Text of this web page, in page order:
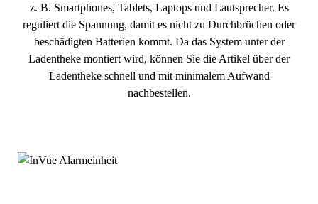
z. B. Smartphones, Tablets, Laptops und Lautsprecher. Es
reguliert die Spannung, damit es nicht zu Durchbrüchen oder
beschädigten Batterien kommt. Da das System unter der
Ladentheke montiert wird, können Sie die Artikel über der
Ladentheke schnell und mit minimalem Aufwand
nachbestellen.